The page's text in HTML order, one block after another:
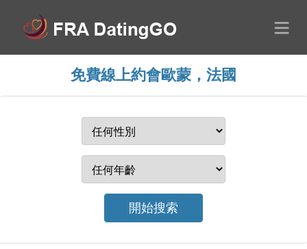
免費線上約會歐蒙，法國